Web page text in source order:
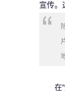
宣传。
在